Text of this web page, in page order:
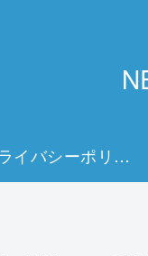
プライバシーポリシー